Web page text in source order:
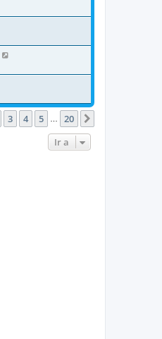
de 20
3 4 5 20
Ir a